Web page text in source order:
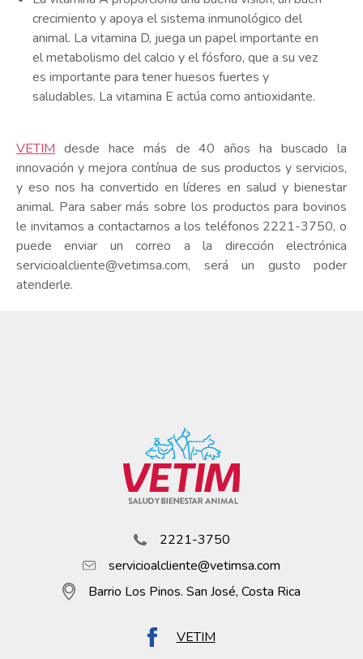
crecimiento y apoya el sistema inmunológico del
animal. La vitamina D, juega un papel importante en
el metabolismo del calcio y el fósforo, que a su vez
es importante para tener huesos fuertes y
saludables. La vitamina E actúa como antioxidante.
VETIM desde hace más de 40 años ha buscado la
innovación y mejora contínua de sus productos y servicios,
y eso nos ha convertido en líderes en salud y bienestar
animal. Para saber más sobre los productos para bovinos
le invitamos a contactarnos a los teléfonos 2221-3750, o
puede enviar un correo a la dirección electrónica
servicioalcliente@vetimsa.com, será un gusto poder
atenderle.
2221-3750
servicioalcliente@vetimsa.com
Barrio Los Pinos. San José, Costa Rica
VETIM